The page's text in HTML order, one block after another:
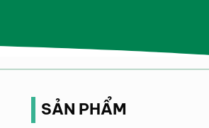
SẢN PHẨM